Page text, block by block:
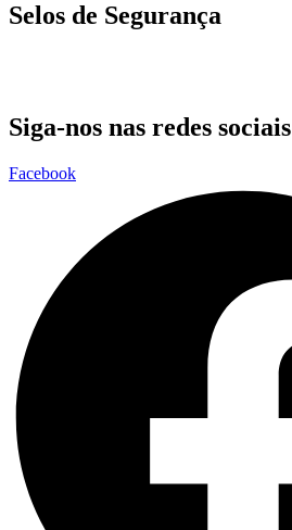
Selos de Segurança
Siga-nos nas redes sociais
Facebook